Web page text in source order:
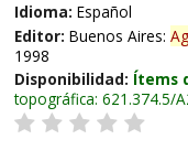
Idioma: Español
Editor: Buenos Aires:
1998
Disponibilidad: Ítems
topográfica: 621.374.5/